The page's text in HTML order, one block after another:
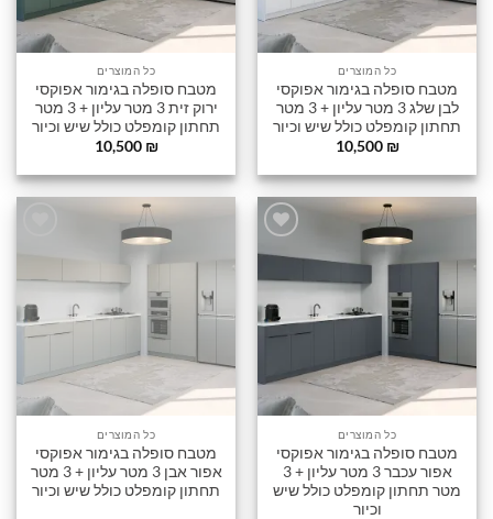
כל המוצרים
מטבח סופלה בגימור אפוקסי
לבן שלג 3 מטר עליון + 3 מטר
תחתון קומפלט כולל שיש וכיור
10,500 ₪
כל המוצרים
מטבח סופלה בגימור אפוקסי
ירוק זית 3 מטר עליון + 3 מטר
תחתון קומפלט כולל שיש וכיור
10,500 ₪
הוסף
שלי
כל המוצרים
מטבח סופלה בגימור אפוקסי
אפור עכבר 3 מטר עליון + 3
מטר תחתון קומפלט כולל שיש
וכיור
שלי
כל המוצרים
מטבח סופלה בגימור אפוקסי
אפור אבן 3 מטר עליון + 3 מטר
תחתון קומפלט כולל שיש וכיור